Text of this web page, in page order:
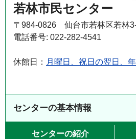
若林市民センター
〒984-0826 仙台市若林区若林
電話番号: 022-282-4541
休館日： 月曜日、祝日の翌日、
センターの基本情報
センターの紹介